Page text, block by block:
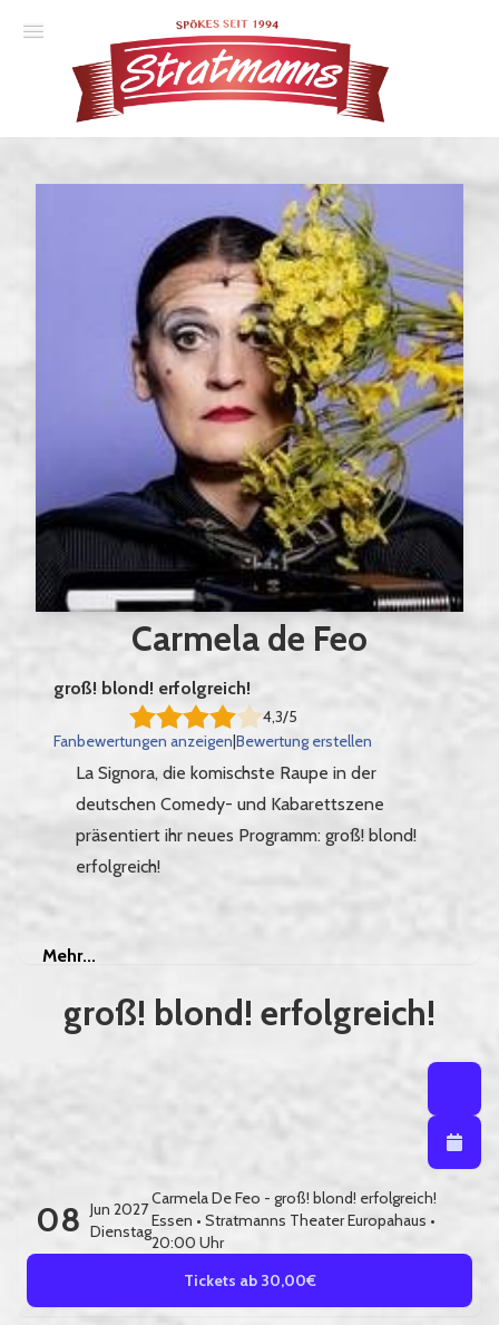
Carmela de Feo
groß! blond! erfolgreich!
4,3/5
Fanbewertungen anzeigen|Bewertung erstellen
La Signora, die komischste Raupe in der
deutschen Comedy- und Kabarettszene
präsentiert ihr neues Programm: groß! blond!
erfolgreich!
Mehr...
groß! blond! erfolgreich!
08 Jun 2027
Dienstag
Carmela De Feo - groß! blond! erfolgreich!
Essen • Stratmanns Theater Europahaus •
20:00 Uhr
Tickets ab 30,00€